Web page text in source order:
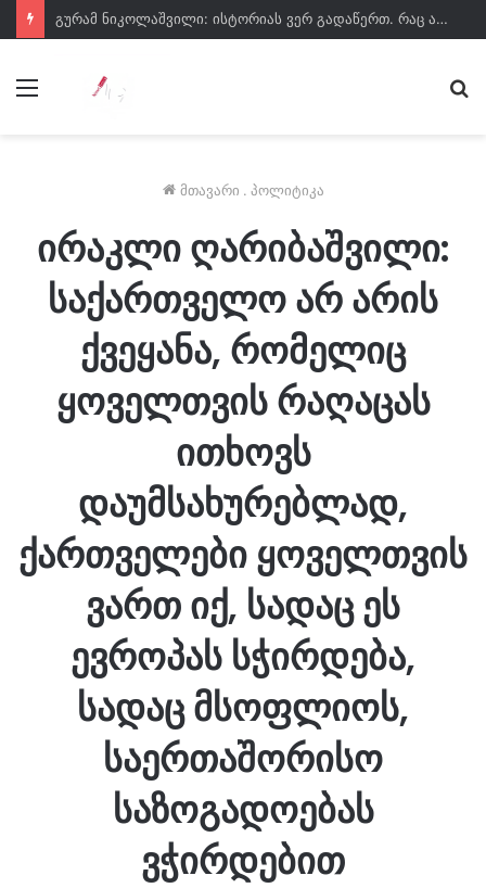
გურამ ნიკოლაშვილი: ისტორიას ვერ გადაწერთ. რაც არ უნდა იხმაუროს დამარცხებულმა პარტიამ, მისი დანაშაულები ვერ გადაიფარება
მენიუ
მთავარი . პოლიტიკა
ირაკლი ღარიბაშვილი:
საქართველო არ არის
ქვეყანა, რომელიც
ყოველთვის რაღაცას
ითხოვს
დაუმსახურებლად,
ქართველები ყოველთვის
ვართ იქ, სადაც ეს
ევროპას სჭირდება,
სადაც მსოფლიოს,
საერთაშორისო
საზოგადოებას
ვჭირდებით